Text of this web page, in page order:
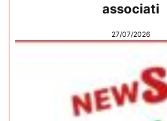
associati
27/07/2026